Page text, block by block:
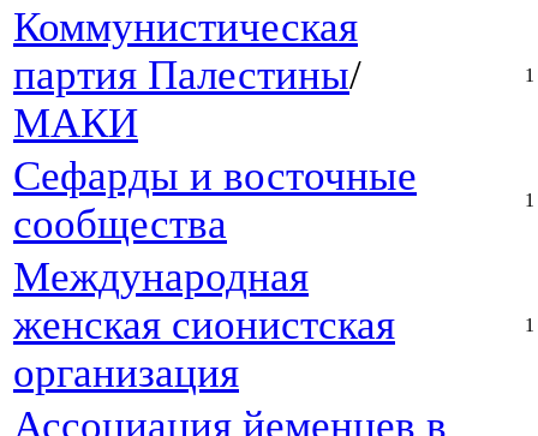
Коммунистическая
партия Палестины/
МАКИ
1
Сефарды и восточные
сообщества
1
Международная
женская сионистская
организация
1
Ассоциация йеменцев в